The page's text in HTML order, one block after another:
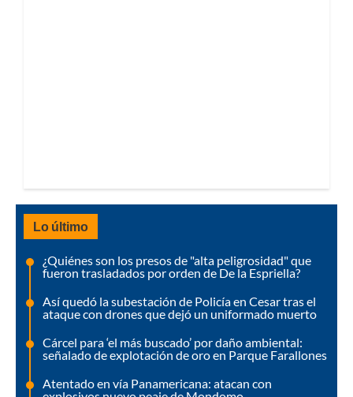
Lo último
¿Quiénes son los presos de "alta peligrosidad" que
fueron trasladados por orden de De la Espriella?
Así quedó la subestación de Policía en Cesar tras el
ataque con drones que dejó un uniformado muerto
Cárcel para ‘el más buscado’ por daño ambiental:
señalado de explotación de oro en Parque Farallones
Atentado en vía Panamericana: atacan con